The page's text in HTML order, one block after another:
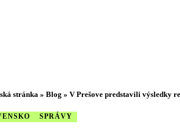
stránka » Blog » V Prešove predstavili výsledky
SPRÁVY